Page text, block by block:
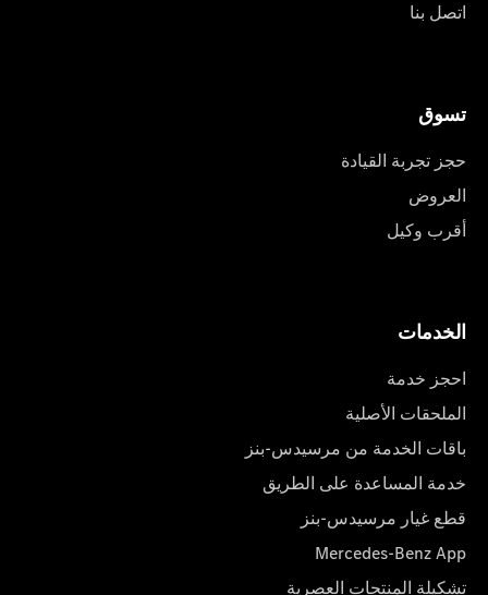
اتصل بنا
تسوق
حجز تجربة القيادة
العروض
أقرب وكيل
الخدمات
احجز خدمة
الملحقات الأصلية
باقات الخدمة من مرسيدس-بنز
خدمة المساعدة على الطريق
قطع غيار مرسيدس-بنز
Mercedes-Benz App
تشكيلة المنتجات العصرية